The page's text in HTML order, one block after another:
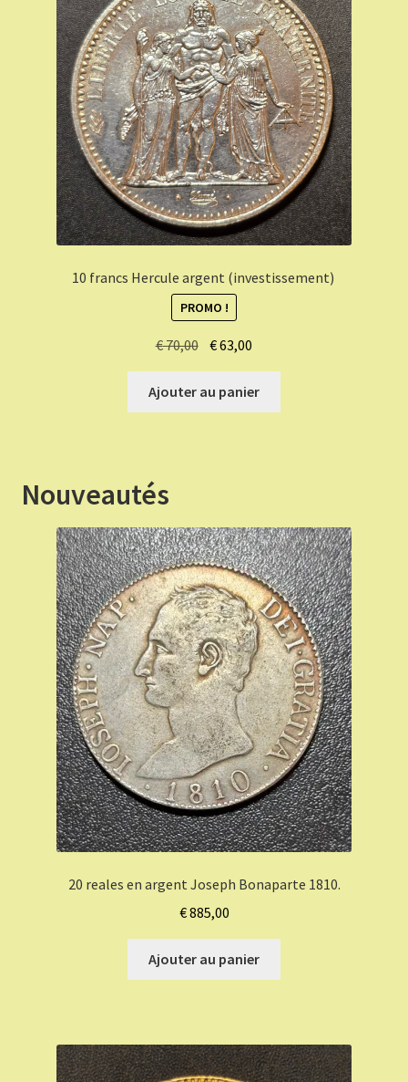
10 francs Hercule argent (investissement)
PROMO !
€70,00 Le
initial
était :
€63,00
actuel
est :
Ajouter au panier
Nouveautés
20 reales en argent Joseph Bonaparte 1810.
€885,00
Ajouter au panier